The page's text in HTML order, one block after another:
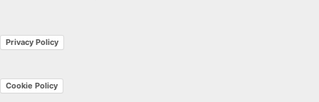
Privacy Policy
Cookie Policy